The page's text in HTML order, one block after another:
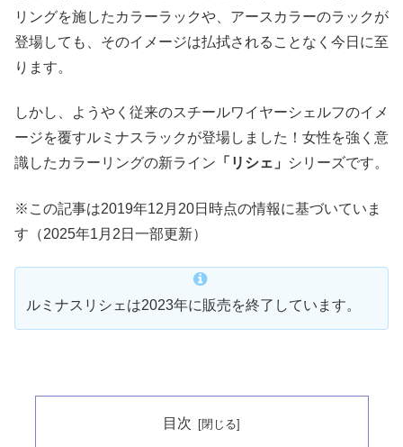
リングを施したカラーラックや、アースカラーのラックが
登場しても、そのイメージは払拭されることなく今日に至
ります。
しかし、ようやく従来のスチールワイヤーシェルフのイメ
ージを覆すルミナスラックが登場しました！女性を強く意
識したカラーリングの新ライン 「リシェ」 シリーズです。
※この記事は2019年12月20日時点の情報に基づいていま
す（2025年1月2日一部更新）
ルミナスリシェは2023年に販売を終了しています。
目次